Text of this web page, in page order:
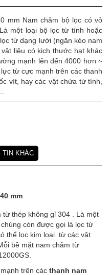
mm Nam châm bộ lọc có vỏ
một loại bộ lọc từ tính hoặc
từ dạng lưới (ngăn kéo nam
liệu có kich thước hạt khác
mạnh lên đến 4000 hơn ~
từ cực mạnh trên các thanh
vít, hay các vật chứa từ tính,
TIN KHÁC
mm
từ thép không gỉ 304 . Là một
còn được gọi là lọc từ
thể lọc kim loại từ các vật
bề mặt nam châm từ
trên các thanh nam